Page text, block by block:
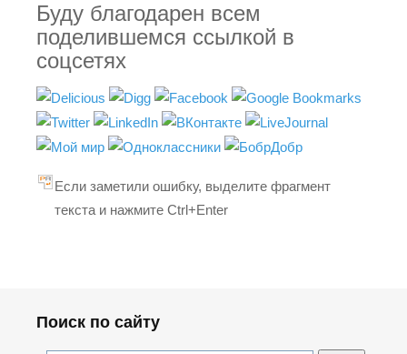
Буду благодарен всем
поделившемся ссылкой в
соцсетях
Если заметили ошибку, выделите фрагмент
текста и нажмите Ctrl+Enter
Поиск по сайту